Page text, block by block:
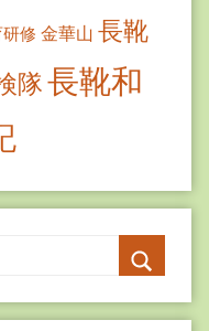
修 金華山 長靴
隊長靴和